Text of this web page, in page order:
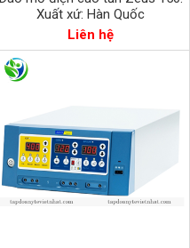
Xuất xứ: Hàn Quốc
Liên hệ